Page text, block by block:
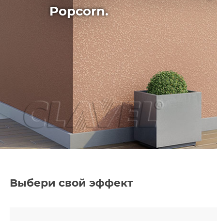
грунтовки
колеры и добавки
декор. инструмент
трафареты для декора
Popcorn.
Выбери свой эффект